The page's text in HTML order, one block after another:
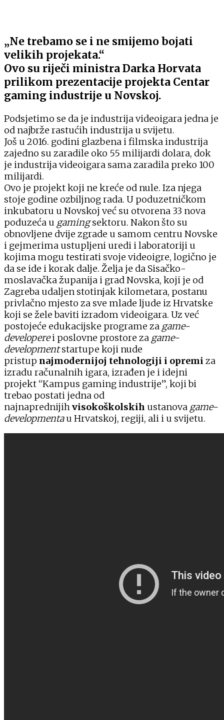
„Ne trebamo se i ne smijemo bojati
velikih projekata.“
Ovo su riječi ministra Darka Horvata
prilikom prezentacije projekta Centar
gaming industrije u Novskoj.
Podsjetimo se da je industrija videoigara jedna je
od najbrže rastućih industrija u svijetu.
Još u 2016. godini glazbena i filmska industrija
zajedno su zaradile oko 55 milijardi dolara, dok
je industrija videoigara sama zaradila preko 100
milijardi.
Ovo je projekt koji ne kreće od nule. Iza njega
stoje godine ozbiljnog rada. U poduzetničkom
inkubatoru u Novskoj već su otvorena 33 nova
poduzeća u gamingsektoru. Nakon što su
obnovljene dvije zgrade u samom centru Novske
i gejmerima ustupljeni uredi i laboratoriji u
kojima mogu testirati svoje videoigre, logično je
da se ide i korak dalje. Želja je da Sisačko-
moslavačka županija i grad Novska, koji je od
Zagreba udaljen stotinjak kilometara, postanu
privlačno mjesto za sve mlade ljude iz Hrvatske
koji se žele baviti izradom videoigara. Uz već
postojeće edukacijske programe za game-
developerei poslovne prostore za game-
developmentstartupe koji nude
pristup najmodernijoj tehnologiji i opremi za
izradu računalnih igara, izrađen je i idejni
projekt “Kampus gaming industrije”, koji bi
trebao postati jedna od
najnaprednijihvisokoškolskih ustanova game-
developmentau Hrvatskoj, regiji, ali i u svijetu.